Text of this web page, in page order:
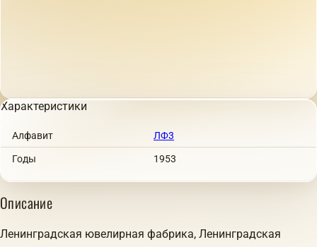
Характеристики
Алфавит ЛФ3
Годы 1953
Описание
Ленинградская ювелирная фабрика, Ленинградская